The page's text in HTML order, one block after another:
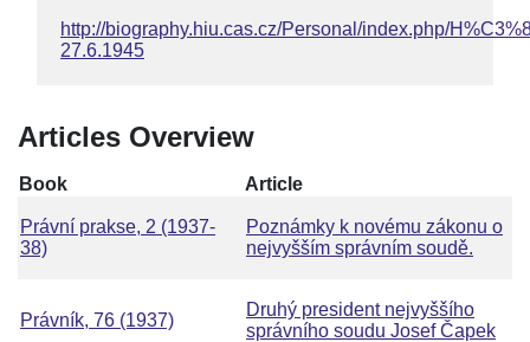
http://biography.hiu.cas.cz/Personal/index.php/
27.6.1945
Articles Overview
Book Article
Právní prakse, 2 (1937-
38)
Poznámky k novému zákonu o
nejvyšším správním soudě.
Právník, 76 (1937)
Druhý president nejvyššího
správního soudu Josef Čapek